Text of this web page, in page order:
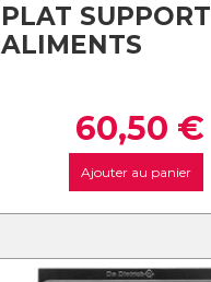
PLAT SUPPORT
ALIMENTS
60,50 €
Ajouter au panier